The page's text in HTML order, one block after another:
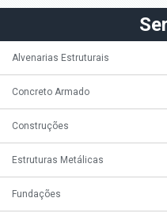
Alvenarias Estruturais
Concreto Armado
Construções
Estruturas Metálicas
Fundações